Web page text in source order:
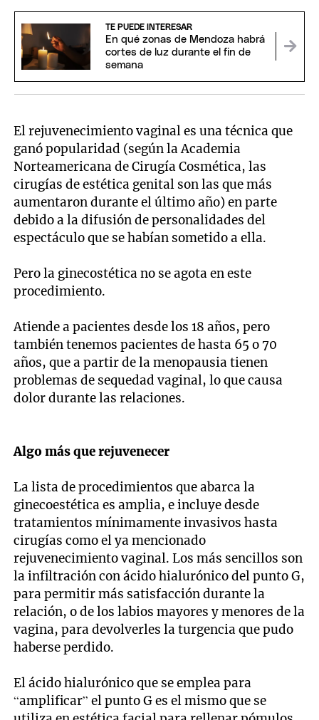
TE PUEDE INTERESAR
En qué zonas de Mendoza habrá
cortes de luz durante el fin de
semana
El rejuvenecimiento vaginal es una técnica que
ganó popularidad (según la Academia
Norteamericana de Cirugía Cosmética, las
cirugías de estética genital son las que más
aumentaron durante el último año) en parte
debido a la difusión de personalidades del
espectáculo que se habían sometido a ella.
Pero la ginecostética no se agota en este
procedimiento.
Atiende a pacientes desde los 18 años, pero
también tenemos pacientes de hasta 65 o 70
años, que a partir de la menopausia tienen
problemas de sequedad vaginal, lo que causa
dolor durante las relaciones.
Algo más que rejuvenecer
La lista de procedimientos que abarca la
ginecoestética es amplia, e incluye desde
tratamientos mínimamente invasivos hasta
cirugías como el ya mencionado
rejuvenecimiento vaginal. Los más sencillos son
la infiltración con ácido hialurónico del punto G,
para permitir más satisfacción durante la
relación, o de los labios mayores y menores de la
vagina, para devolverles la turgencia que pudo
haberse perdido.
El ácido hialurónico que se emplea para
“amplificar” el punto G es el mismo que se